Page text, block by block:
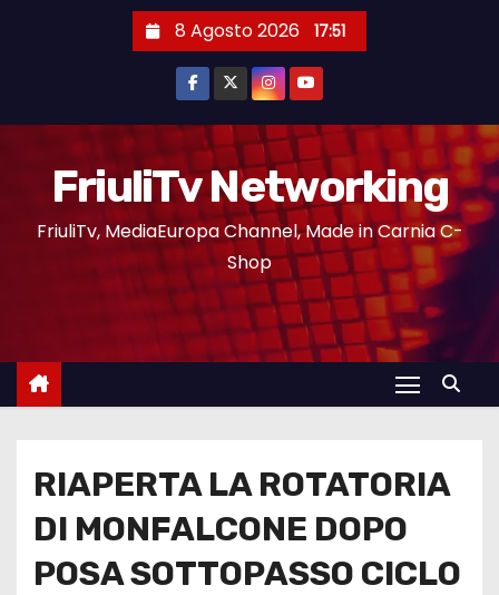
8 Agosto 2026 17:51
FriuliTv Networking
FriuliTv, MediaEuropa Channel, Made in Carnia C-
Shop
RIAPERTA LA ROTATORIA
DI MONFALCONE DOPO
POSA SOTTOPASSO CICLO